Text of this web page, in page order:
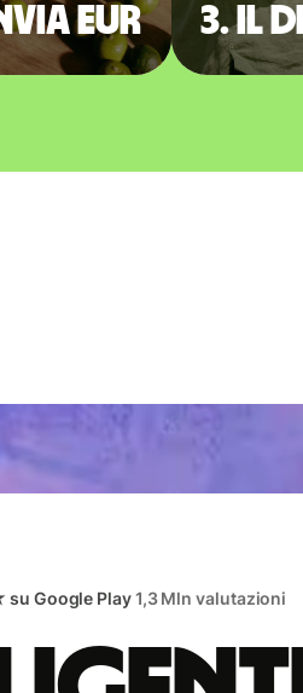
EUR 3. Il
su Google Play1,3 Mln valutazioni